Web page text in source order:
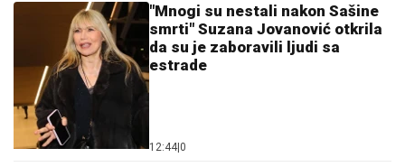
"Mnogi su nestali nakon Sašine
smrti" Suzana Jovanović otkrila
da su je zaboravili ljudi sa
estrade
12:44 0